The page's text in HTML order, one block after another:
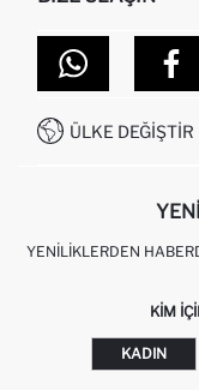
DEFACTO TEKNOLOJI
SITEMAP
NASIL İADE
GIFT CLUB SIKÇA
İŞLEM REHBERI
KAMPANYALAR
MAĞAZALARIMIZ
İLETIŞIM FORMU
0850 333 22 86
ÜLKE DEĞIŞTIR
YENILIKLERDEN
KIM
KADIN